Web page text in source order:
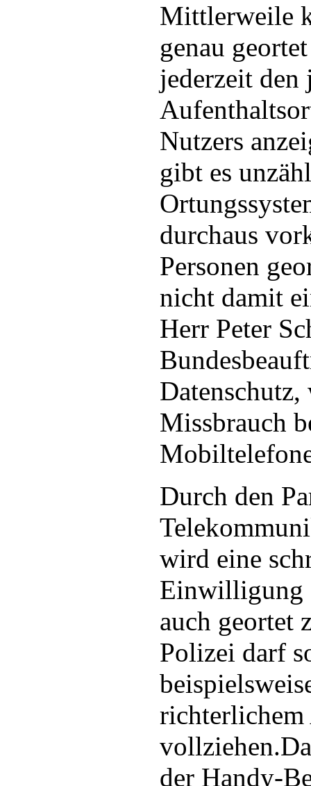
Mittlerweile
genau
jederzeit
Nutzers
gibt es
durchaus
Personen
nicht damit
Herr Peter
Missbrauch
Durch den
wird eine
Einwilligung
auch geortet
Polizei darf
der Handy-